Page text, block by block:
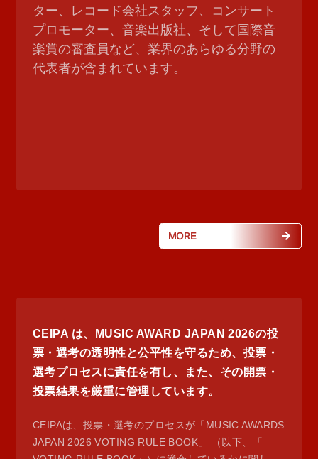
ター、レコード会社スタッフ、コンサート
プロモーター、音楽出版社、そして国際音
楽賞の審査員など、業界のあらゆる分野の
代表者が含まれています。
MORE
CEIPA は、MUSIC AWARD JAPAN 2026の投
票・選考の透明性と公平性を守るため、投票・
選考プロセスに責任を有し、また、その開票・
投票結果を厳重に管理しています。
CEIPAは、投票・選考のプロセスが「MUSIC AWARDS
JAPAN 2026 VOTING RULE BOOK」 （以下、「